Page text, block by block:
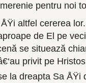
pentru noi
altfel cererea
de El pe
se situează
privit pe
la dreapta Sa ÅŸi